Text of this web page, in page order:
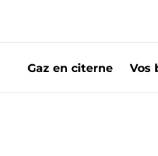
Gaz en citerne Vos